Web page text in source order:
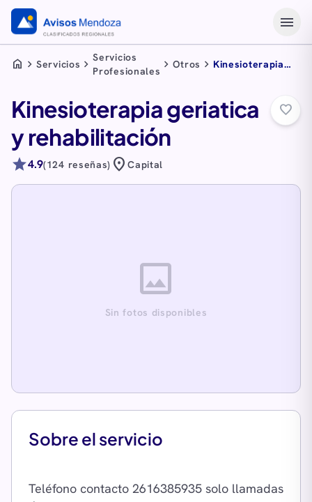
menu
home chevron_right Servicios chevron_rightServicios
Profesionales chevron_rightOtros chevron_right Kinesioterapia
Kinesioterapia geriatica
y rehabilitación
star4.9(124 reseñas) location_onCapital
favorite_border
image
Sin fotos disponibles
Sobre el servicio
Teléfono contacto 2616385935 solo llamadas